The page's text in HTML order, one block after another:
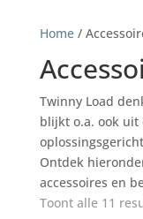
Home/
Twinny Load
blijkt o.a. ook uit
Ontdek
accessoires en
Toont alle 11